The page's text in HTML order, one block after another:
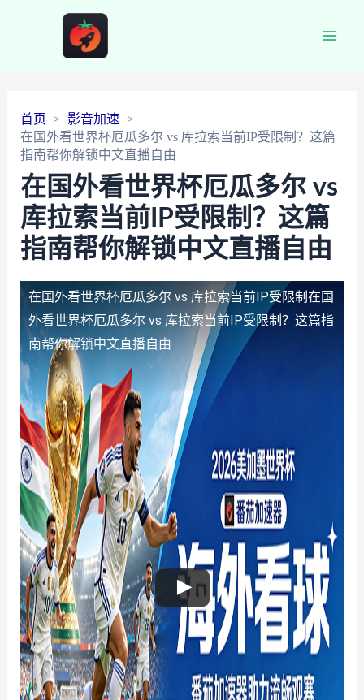
首页
影音加速
在国外看世界杯厄瓜多尔 vs 库拉索当前IP受限制？这篇
指南帮你解锁中文直播自由
在国外看世界杯厄瓜多尔 vs
库拉索当前IP受限制？这篇
指南帮你解锁中文直播自由
在国外看世界杯厄瓜多尔 vs 库拉索当前IP受限制 在国
外看世界杯厄瓜多尔 vs 库拉索当前IP受限制？这篇指
南帮你解锁中文直播自由